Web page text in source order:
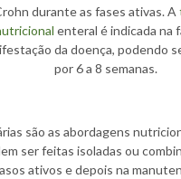
durante as fases ativas. A
enteral é indicada na
da doença, podendo
por 6 a 8 semanas.
são as abordagens
ser feitas isoladas ou
ativos e depois na